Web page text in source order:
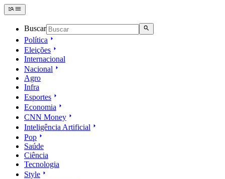
Buscar
Política
Eleições
Internacional
Nacional
Agro
Infra
Esportes
Economia
CNN Money
Inteligência Artificial
Pop
Saúde
Ciência
Tecnologia
Style